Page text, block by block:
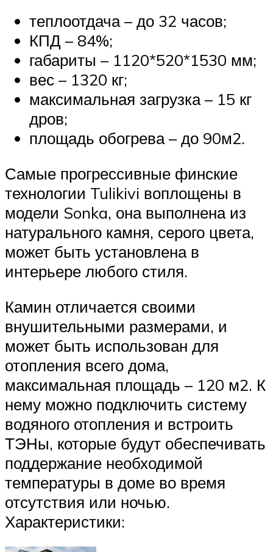
теплоотдача – до 32 часов;
КПД – 84%;
габариты – 1120*520*1530 мм;
вес – 1320 кг;
максимальная загрузка – 15 кг
дров;
площадь обогрева – до 90м2.
Самые прогрессивные финские
технологии Tulikivi воплощены в
модели Sonka, она выполнена из
натурального камня, серого цвета,
может быть установлена в
интерьере любого стиля.
Камин отличается своими
внушительными размерами, и
может быть использован для
отопления всего дома,
максимальная площадь – 120 м2. К
нему можно подключить систему
водяного отопления и встроить
ТЭНы, которые будут обеспечивать
поддержание необходимой
температуры в доме во время
отсутствия или ночью.
Характеристики: